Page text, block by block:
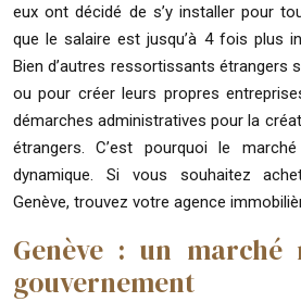
eux ont décidé de s’y installer pour
que le salaire est jusqu’à 4 fois plus
Bien d’autres ressortissants étrangers
ou pour créer leurs propres
démarches administratives pour la
étrangers. C’est pourquoi le
dynamique. Si vous souhaitez
Genève, trouvez votre agence
Genève : un
gouvernement